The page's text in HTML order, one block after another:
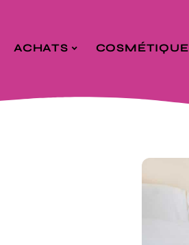
ACHATS COSMÉTIQUE